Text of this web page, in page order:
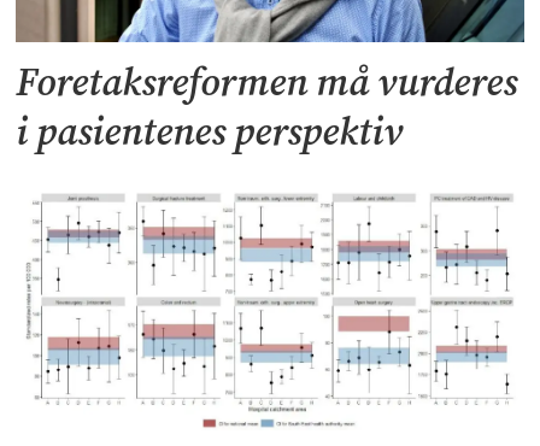
Foretaksreformen må vurderes
i pasientenes perspektiv